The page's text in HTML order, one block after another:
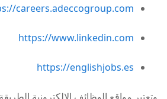
careers.adeccogroup.com
https://www.linkedin.com
https://englishjobs.es
وتعتبر مواقع الوظائف الإلكترونية